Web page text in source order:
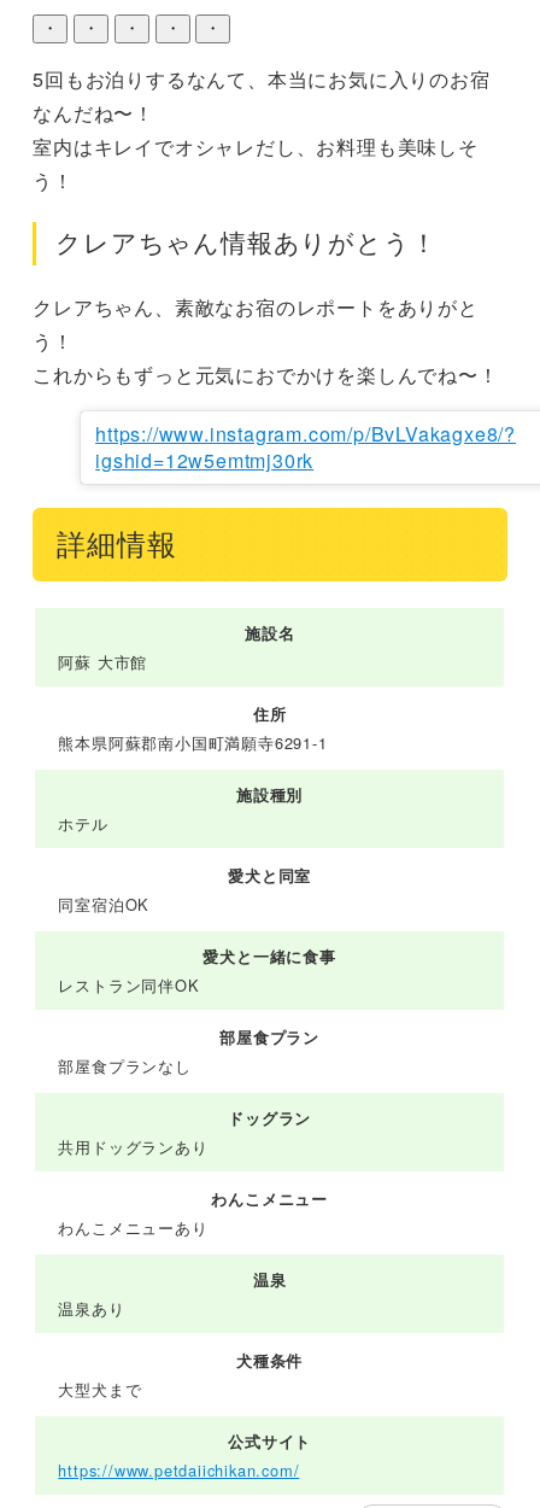
・ ・ ・ ・ ・
5回もお泊りするなんて、本当にお気に入りのお宿
なんだね〜！
室内はキレイでオシャレだし、お料理も美味しそ
う！
クレアちゃん情報ありがとう！
クレアちゃん、素敵なお宿のレポートをありがと
う！
これからもずっと元気におでかけを楽しんでね〜！
https://www.instagram.com/p/BvLVakagxe8/?
igshid=12w5emtmj30rk
詳細情報
施設名
阿蘇 大市館
住所
熊本県阿蘇郡南小国町満願寺6291-1
施設種別
ホテル
愛犬と同室
同室宿泊OK
愛犬と一緒に食事
レストラン同伴OK
部屋食プラン
部屋食プランなし
ドッグラン
共用ドッグランあり
わんこメニュー
わんこメニューあり
温泉
温泉あり
犬種条件
大型犬まで
公式サイト
https://www.petdaiichikan.com/